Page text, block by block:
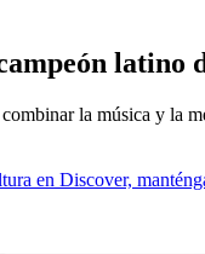
la música y la
en Discover,